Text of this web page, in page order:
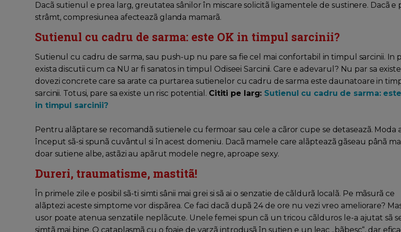
Dacã sutienul e prea larg, greutatea sânilor în miscare solicitã ligamentele de sustinere. Dacã e
strâmt, compresiunea afecteazã glanda mamarã.
Sutienul cu cadru de sarma: este OK in timpul sarcinii?
Sutienul cu cadru de sarma, sau push-up nu pare sa fie cel mai confortabil in timpul sarcinii. In
exista discutii cum ca NU ar fi sanatos in timpul Odiseei Sarcinii. Care e adevarul? Nu par sa existe
dovezi concrete care sa arate ca purtarea sutienelor cu cadru de sarma este daunatoare in
sarcinii. Totusi, pare sa existe un risc potential. Cititi pe larg: Sutienul cu cadru de sarma:
in timpul sarcinii?
Pentru alãptare se recomandã sutienele cu fermoar sau cele a cãror cupe se detaseazã. Moda
început sã-si spunã cuvântul si în acest domeniu. Dacã mamele care alãpteazã gãseau pânã
doar sutiene albe, astãzi au apãrut modele negre, aproape sexy.
Dureri, traumatisme, mastitã!
În primele zile e posibil sã-ti simti sânii mai grei si sã ai o senzatie de cãldurã localã. Pe mãsurã ce
alãptezi aceste simptome vor dispãrea. Ce faci dacã dupã 24 de ore nu vezi vreo ameliorare?
usor poate atenua senzatiile neplãcute. Unele femei spun cã un tricou cãlduros le-a ajutat sã
simtã mai bine. O cataplasmã cu o foaie de varzã introdusã în sutien e un leac „bãbesc“, dar